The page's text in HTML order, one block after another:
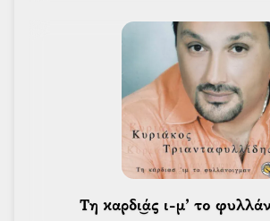
Τη καρδι͜άς ι-μ’ το